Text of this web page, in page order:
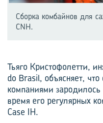
Cборка комбайнов для
CNH.
Тьяго Кристофолетти,
do Brasil, объясняет,
компаниями
время его регулярных
Case IH.